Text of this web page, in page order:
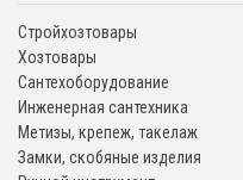
Стройхозтовары
Хозтовары
Сантехоборудование
Инженерная сантехника
Метизы, крепеж, такелаж
Замки, скобяные изделия